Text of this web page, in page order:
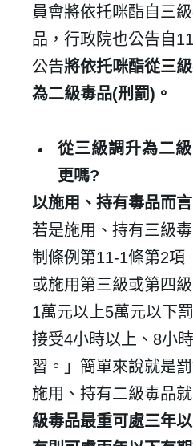
員會將依托咪酯自三
品，行政院也公告自
公告將依托咪酯從三
為二級毒品(刑罰) 。
從三級調升為二
更嗎?
以施用、持有毒品而言
若是施用、持有三級
制條例第11-1條第2項
或施用第三級或第四
1萬元以上5萬元以下
接受4小時以上、 8小
習。」簡單來說就是
施用、持有二級毒品就
級毒品最重可處三年